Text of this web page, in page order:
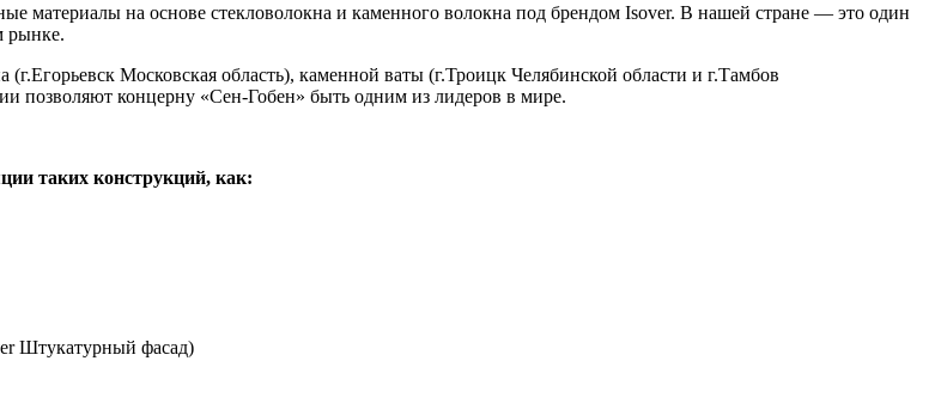
материалы на основе стекловолокна и каменного волокна под брендом Isover. В нашей стране — это один
рынке.
Московская область), каменной ваты (г.Троицк Челябинской области и г.Тамбов
позволяют концерну «Сен-Гобен» быть одним из лидеров в мире.
таких конструкций, как:
Штукатурный фасад)